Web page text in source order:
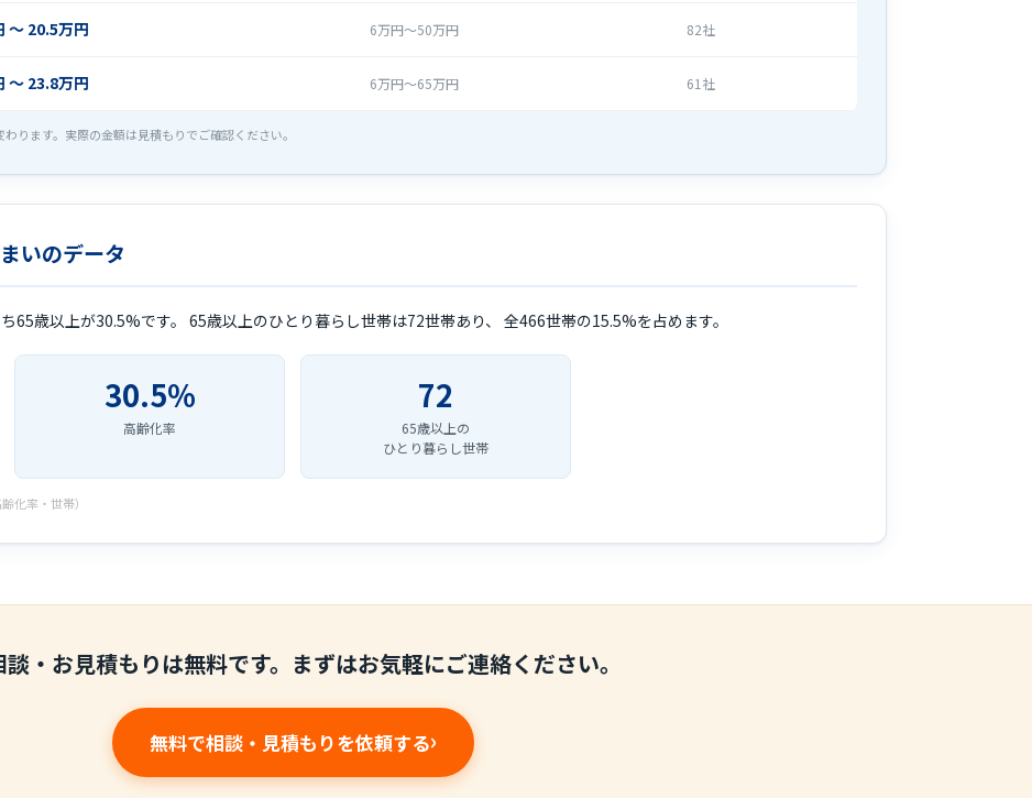
〜 20.5万円 6万円〜50万円 82社
〜 23.8万円 6万円〜65万円 61社
ります。実際の金額は見積もりでご確認ください。
いのデータ
65歳以上が30.5%です。 65歳以上のひとり暮らし世帯は72世帯あり、 全466世帯の15.5%を占めます。
30.5%
高齢化率
72
65歳以上の
ひとり暮らし世帯
化率・世帯）
談・お見積もりは無料です。まずはお気軽にご連絡ください。
無料で相談・見積もりを依頼する